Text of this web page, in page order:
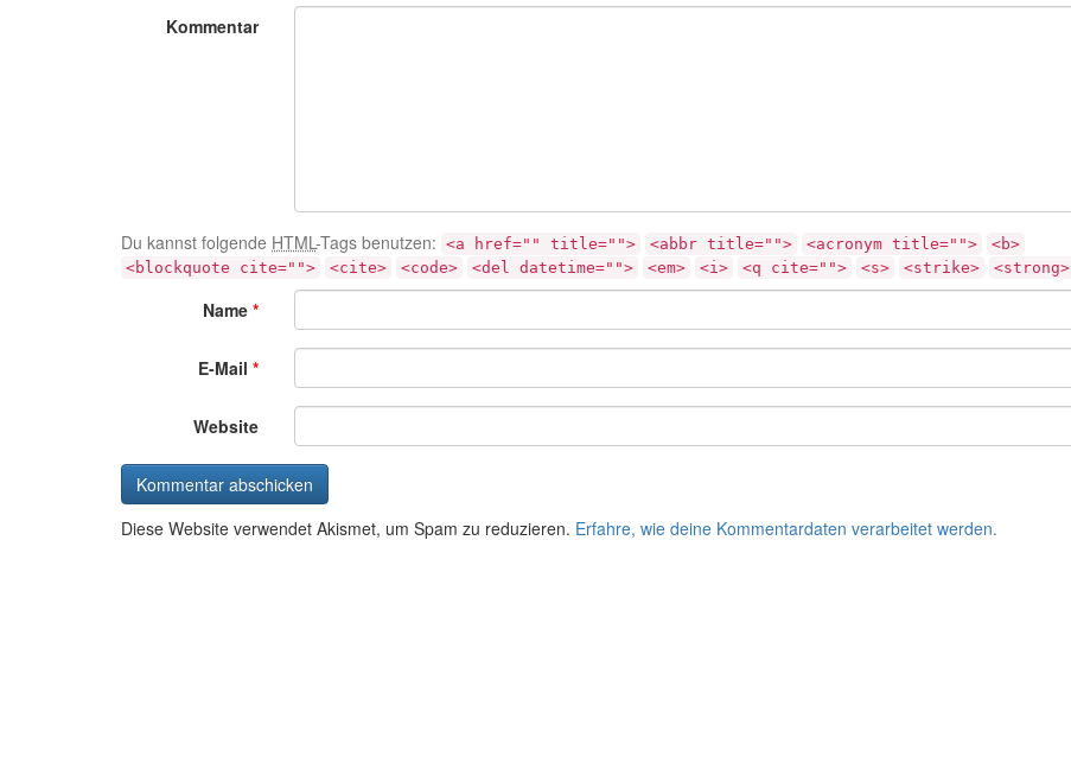
Kommentar
Du kannst folgende HTML-Tags benutzen: <a href="" title=""> <abbr title=""> <acronym title="">
<b>
<blockquote cite="">
<cite> <code> <del datetime=""> <em> <i> <q cite=""> <s> <strike> <strong>
Name*
E-Mail*
Website
Diese Website verwendet Akismet, um Spam zu reduzieren. Erfahre, wie deine Kommentardaten verarbeitet werden.